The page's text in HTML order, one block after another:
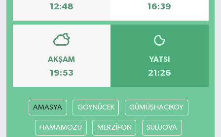
12:48 16:39
AKŞAM
19:53
YATSI
21:26
AMASYA GÖYNÜCEK GÜMÜŞHACIKÖY
HAMAMÖZÜ MERZİFON SULUOVA